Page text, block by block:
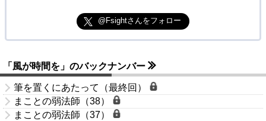
@Fsightさんをフォロー
「風が時間を」のバックナンバー
筆を置くにあたって（最終回）
まことの弱法師（38）
まことの弱法師（37）